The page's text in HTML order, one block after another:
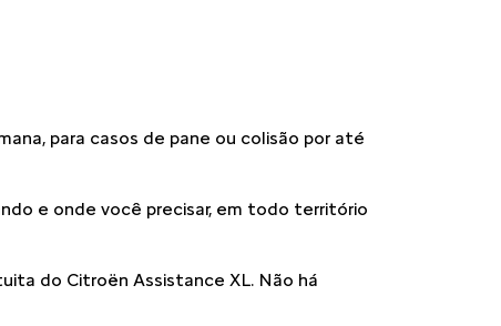
para casos de pane ou colisão por até
e onde você precisar, em todo território
do Citroën Assistance XL. Não há